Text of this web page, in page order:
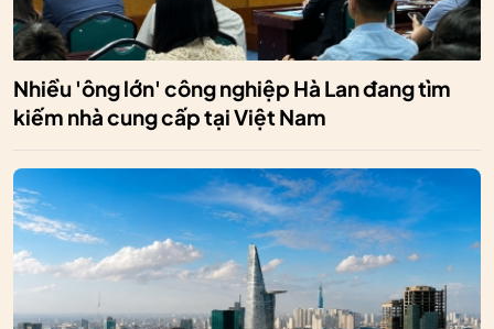
Nhiều 'ông lớn' công nghiệp Hà Lan đang tìm
kiếm nhà cung cấp tại Việt Nam